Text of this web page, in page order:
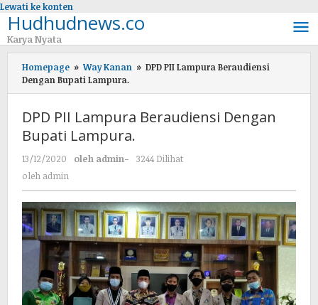
Lewati ke konten
Hudhudnews.co
Karya Nyata
Homepage » Way Kanan » DPD PII Lampura Beraudiensi
Dengan Bupati Lampura.
DPD PII Lampura Beraudiensi Dengan
Bupati Lampura.
13/12/2020 oleh admin-
3244 Dilihat
oleh admin